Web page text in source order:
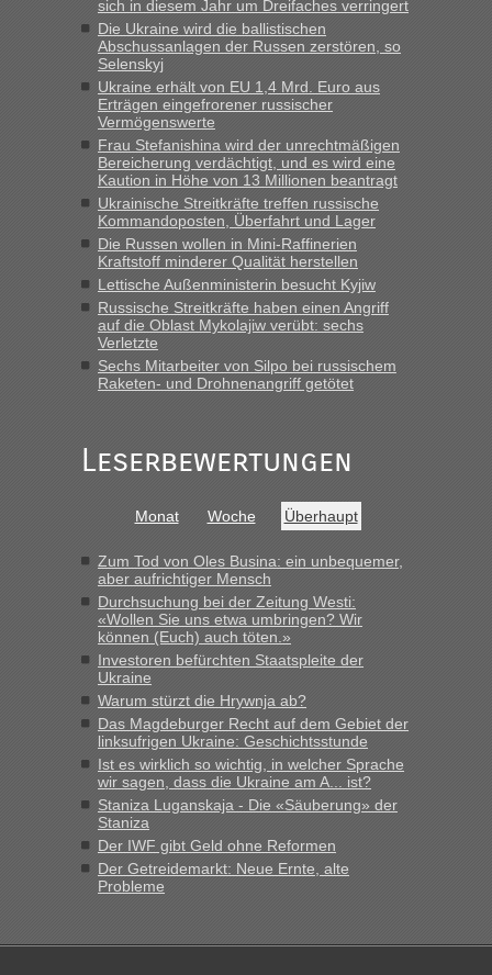
das erste Mal an einem Montagmorgen ca. 15 Fahrzeuge
vor mir, bin sonst der Erste oder Zweite, egal, nach ca 20
Minuten wurde dann die nächste Welle...“
Berichte und Reisetipps • Re: An welchem
Grenzübergang zwischen Polen und der Ukraine geht es am
schnellsten?
„Derzeit, ist es überall sehr voll an den Grenzen Ukraine/
Polen. Zb. Krakovets 100 PKW ca. 10 h Wartezeit. Wollen
Montag rüber, versuchen es sehr früh.“
sich in diesem Jahr um Dreifaches verringert
Die Ukraine wird die ballistischen
Abschussanlagen der Russen zerstören, so
Selenskyj
Ukraine erhält von EU 1,4 Mrd. Euro aus
Erträgen eingefrorener russischer
Vermögenswerte
Frau Stefanishina wird der unrechtmäßigen
Bereicherung verdächtigt, und es wird eine
Kaution in Höhe von 13 Millionen beantragt
Ukrainische Streitkräfte treffen russische
Kommandoposten, Überfahrt und Lager
Die Russen wollen in Mini-Raffinerien
Kraftstoff minderer Qualität herstellen
Lettische Außenministerin besucht Kyjiw
Russische Streitkräfte haben einen Angriff
auf die Oblast Mykolajiw verübt: sechs
Verletzte
Sechs Mitarbeiter von Silpo bei russischem
Raketen- und Drohnenangriff getötet
Leserbewertungen
Monat Woche Überhaupt
Zum Tod von Oles Busina: ein unbequemer,
aber aufrichtiger Mensch
Durchsuchung bei der Zeitung Westi:
«Wollen Sie uns etwa umbringen? Wir
können (Euch) auch töten.»
Investoren befürchten Staatspleite der
Ukraine
Warum stürzt die Hrywnja ab?
Das Magdeburger Recht auf dem Gebiet der
linksufrigen Ukraine: Geschichtsstunde
Ist es wirklich so wichtig, in welcher Sprache
wir sagen, dass die Ukraine am A... ist?
Staniza Luganskaja - Die «Säuberung» der
Staniza
Der IWF gibt Geld ohne Reformen
Der Getreidemarkt: Neue Ernte, alte
Probleme